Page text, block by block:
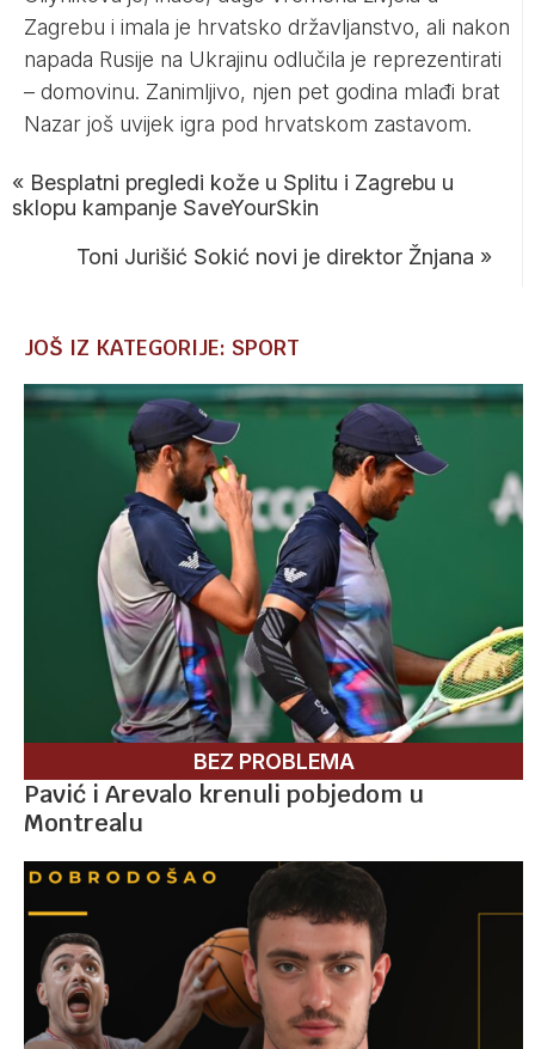
Zagrebu i imala je hrvatsko državljanstvo, ali nakon
napada Rusije na Ukrajinu odlučila je reprezentirati
– domovinu. Zanimljivo, njen pet godina mlađi brat
Nazar još uvijek igra pod hrvatskom zastavom.
« Besplatni pregledi kože u Splitu i Zagrebu u
sklopu kampanje SaveYourSkin
Toni Jurišić Sokić novi je direktor Žnjana »
JOŠ IZ KATEGORIJE: SPORT
BEZ PROBLEMA
Pavić i Arevalo krenuli pobjedom u
Montrealu